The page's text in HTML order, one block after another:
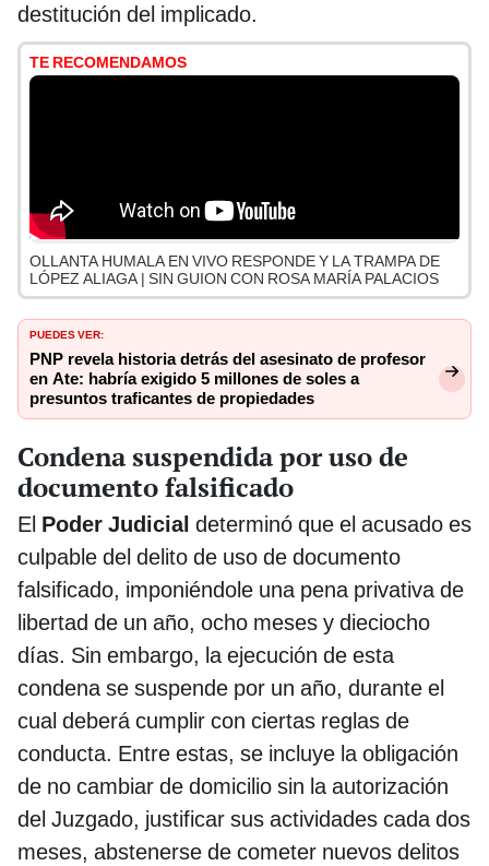
destitución del implicado.
TE RECOMENDAMOS
OLLANTA HUMALA EN VIVO RESPONDE Y LA TRAMPA DE
LÓPEZ ALIAGA | SIN GUION CON ROSA MARÍA PALACIOS
PUEDES VER:
PNP revela historia detrás del asesinato de profesor
en Ate: habría exigido 5 millones de soles a
presuntos traficantes de propiedades
Condena suspendida por uso de
documento falsificado
El Poder Judicial determinó que el acusado es
culpable del delito de uso de documento
falsificado, imponiéndole una pena privativa de
libertad de un año, ocho meses y dieciocho
días. Sin embargo, la ejecución de esta
condena se suspende por un año, durante el
cual deberá cumplir con ciertas reglas de
conducta. Entre estas, se incluye la obligación
de no cambiar de domicilio sin la autorización
del Juzgado, justificar sus actividades cada dos
meses, abstenerse de cometer nuevos delitos